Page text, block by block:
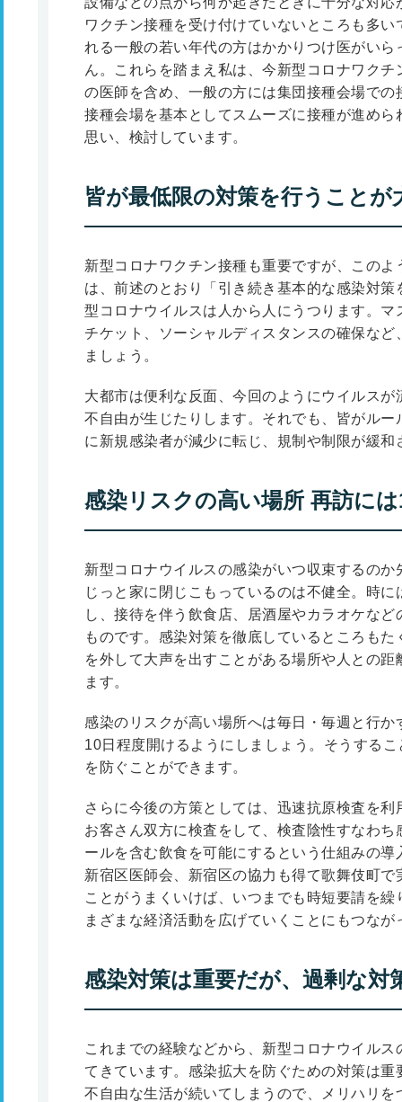
ワクチン接種を受け付けていないところも多
れる一般の若い年代の方はかかりつけ医がい
ん。これらを踏まえ私は、今新型コロナワク
の医師を含め、一般の方には集団接種会場で
接種会場を基本としてスムーズに接種が進め
思い、検討しています。
皆が最低限の対策を行うことが
新型コロナワクチン接種も重要ですが、この
は、前述のとおり「引き続き基本的な感染対
型コロナウイルスは人から人にうつります。
チケット、ソーシャルディスタンスの確保な
ましょう。
大都市は便利な反面、今回のようにウイルス
不自由が生じたりします。それでも、皆がル
に新規感染者が減少に転じ、規制や制限が緩和
感染リスクの高い場所 再訪に
新型コロナウイルスの感染がいつ収束するの
じっと家に閉じこもっているのは不健全。時
し、接待を伴う飲食店、居酒屋やカラオケな
ものです。感染対策を徹底しているところも
を外して大声を出すことがある場所や人との
ます。
感染のリスクが高い場所へは毎日・毎週と行
10日程度開けるようにしましょう。そうする
を防ぐことができます。
さらに今後の方策としては、迅速抗原検査を
お客さん双方に検査をして、検査陰性すなわ
ールを含む飲食を可能にするという仕組みの
新宿区医師会、新宿区の協力も得て歌舞伎町
ことがうまくいけば、いつまでも時短要請を
まざまな経済活動を広げていくことにもつな
感染対策は重要だが、過剰な対
これまでの経験などから、新型コロナウイル
てきています。感染拡大を防ぐための対策は
不自由な生活が続いてしまうので、メリハリ